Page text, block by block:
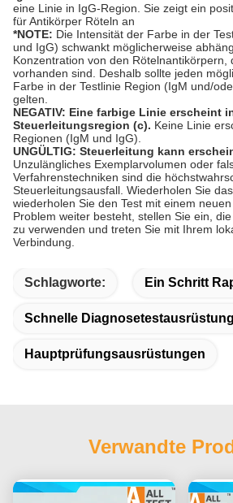
eine Linie in IgG-Region. Sie zeigt ein
für Antikörper Röteln an
*NOTE: Die Intensität der Farbe in der
und IgG) schwankt möglicherweise
Konzentration von den Rötelnantikörpern,
vorhanden sind. Deshalb sollte jeden
Farbe in der Testlinie Region (IgM und/
gelten.
NEGATIV: Eine farbige Linie erscheint
Steuerleitungsregion (c). Keine Linie
Regionen (IgM und IgG).
UNGÜLTIG: Steuerleitung kann
Unzulängliches Exemplarvolumen oder
Verfahrenstechniken sind die
Steuerleitungsausfall. Wiederholen Sie
wiederholen Sie den Test mit einem
Problem weiter besteht, stellen Sie ein,
zu verwenden und treten Sie mit Ihrem
Verbindung.
Schlagworte: Ein Schritt
Schnelle
Hauptprüfungsausrüstungen
Verwandte